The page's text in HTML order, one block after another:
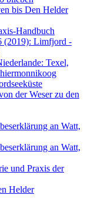
bis Den Helder
Handbuch
(2019): Limfjord -
Texel,
der Weser zu den
an Watt,
an Watt,
und Praxis der
Helder